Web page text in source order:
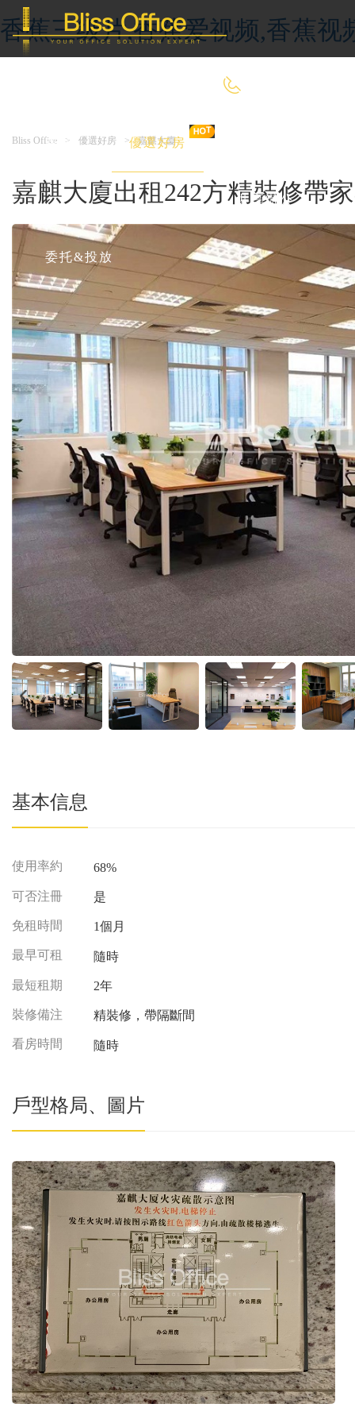
香蕉三级片,香蕉爱视频,香蕉视
首 頁 優選好房
共享辦公
委托&投放
Bliss Office > 優選好房 > 嘉麒大廈
嘉麒大廈出租242方精裝修帶家
基本信息
使用率約 68%
可否注冊 是
免租時間 1個月
最早可租 隨時
最短租期 2年
裝修備注 精裝修，帶隔斷間
看房時間 隨時
戶型格局、圖片